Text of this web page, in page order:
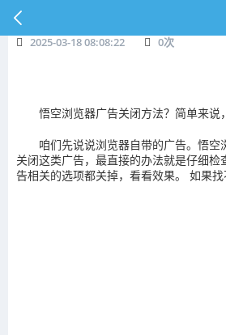
2025-03-18 08:08:22 0次
悟空浏览器广告关闭方法？简单来说
咱们先说说浏览器自带的广告。悟
关闭这类广告，最直接的办法就是仔细检
告相关的选项都关掉，看看效果。 如果